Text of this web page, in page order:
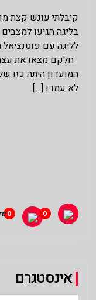
קיבלתי עונש קצת
בליגה הגיעו
לליגה עם פוטנציאל
חלקם מצאו את
המועדון היתה כזו
לא עמדו […]
0
0
אינסטגרם